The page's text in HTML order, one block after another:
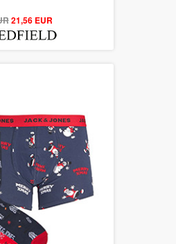
of 5
21,56 EUR